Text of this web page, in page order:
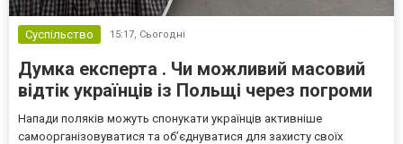
Суспільство 15:17, Сьогодні
Думка експерта . Чи можливий масовий
відтік українців із Польщі через погроми
Напади поляків можуть спонукати українців активніше
самоорганізовуватися та об’єднуватися для захисту своїх